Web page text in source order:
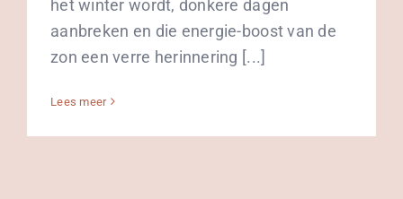
het winter wordt, donkere dagen
aanbreken en die energie-boost van de
zon een verre herinnering [...]
Lees meer